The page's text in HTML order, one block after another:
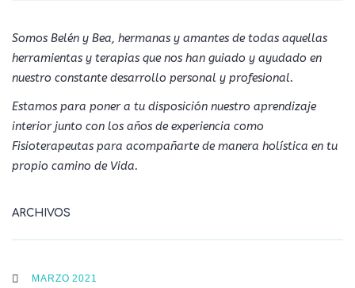
Somos Belén y Bea, hermanas y amantes de todas aquellas
herramientas y terapias que nos han guiado y ayudado en
nuestro constante desarrollo personal y profesional.
Estamos para poner a tu disposición nuestro aprendizaje
interior junto con los años de experiencia como
Fisioterapeutas para acompañarte de manera holística en tu
propio camino de Vida.
ARCHIVOS
MARZO 2021